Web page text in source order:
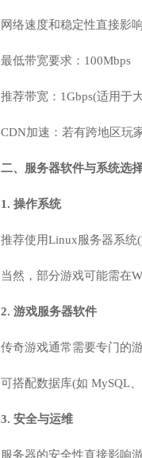
网络速度和稳定性直接影
最低带宽要求：100Mbps
推荐带宽：1Gbps(适用于
CDN加速：若有跨地区玩
二、服务器软件与系统选
1. 操作系统
推荐使用Linux服务器系统
当然，部分游戏可能需在
2. 游戏服务器软件
传奇游戏通常需要专门的
可搭配数据库(如 MySQL
3. 安全与运维
服务器的安全性直接影响